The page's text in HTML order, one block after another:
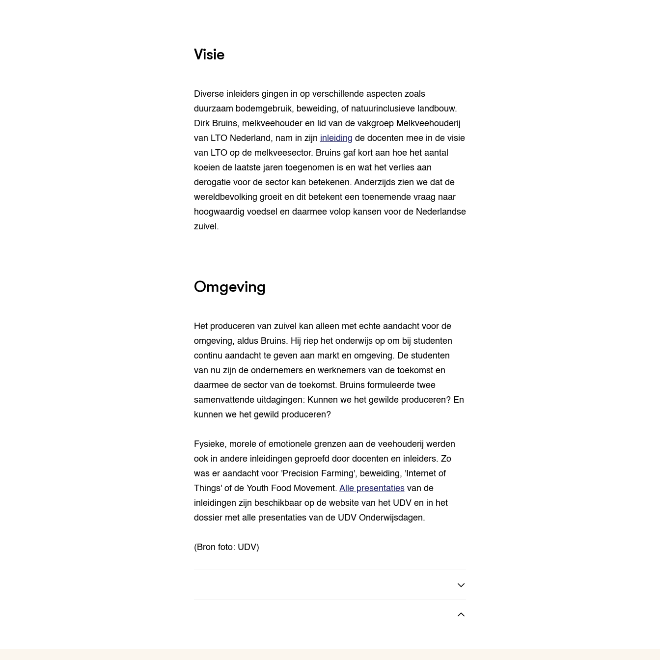
Visie
Diverse inleiders gingen in op verschillende aspecten zoals
duurzaam bodemgebruik, beweiding, of natuurinclusieve landbouw.
Dirk Bruins, melkveehouder en lid van de vakgroep Melkveehouderij
van LTO Nederland, nam in zijn inleiding de docenten mee in de visie
van LTO op de melkveesector. Bruins gaf kort aan hoe het aantal
koeien de laatste jaren toegenomen is en wat het verlies aan
derogatie voor de sector kan betekenen. Anderzijds zien we dat de
wereldbevolking groeit en dit betekent een toenemende vraag naar
hoogwaardig voedsel en daarmee volop kansen voor de Nederlandse
zuivel.
Omgeving
Het produceren van zuivel kan alleen met echte aandacht voor de
omgeving, aldus Bruins. Hij riep het onderwijs op om bij studenten
continu aandacht te geven aan markt en omgeving. De studenten
van nu zijn de ondernemers en werknemers van de toekomst en
daarmee de sector van de toekomst. Bruins formuleerde twee
samenvattende uitdagingen: Kunnen we het gewilde produceren? En
kunnen we het gewild produceren?
Fysieke, morele of emotionele grenzen aan de veehouderij werden
ook in andere inleidingen geproefd door docenten en inleiders. Zo
was er aandacht voor 'Precision Farming', beweiding, 'Internet of
Things' of de Youth Food Movement. Alle presentatiesvan de
inleidingen zijn beschikbaar op de website van het UDV en in het
dossier met alle presentaties van de UDV Onderwijsdagen.
(Bron foto: UDV)